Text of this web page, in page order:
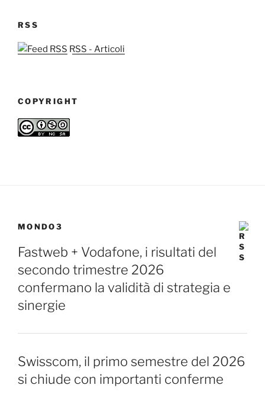
RSS
RSS - Articoli
COPYRIGHT
MONDO3
Fastweb + Vodafone, i risultati del
secondo trimestre 2026
confermano la validità di strategia e
sinergie
Swisscom, il primo semestre del 2026
si chiude con importanti conferme